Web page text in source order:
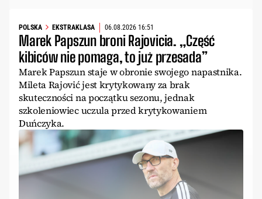
POLSKA EKSTRAKLASA 06.08.2026 16:51
Marek Papszun broni Rajovicia. „Część
kibiców nie pomaga, to już przesada”
Marek Papszun staje w obronie swojego napastnika.
Mileta Rajović jest krytykowany za brak
skuteczności na początku sezonu, jednak
szkoleniowiec uczula przed krytykowaniem
Duńczyka.